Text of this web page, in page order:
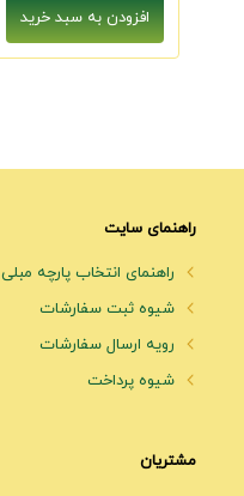
راهنمای سایت
راهنمای انتخاب پارچه مبلی
شیوه ثبت سفارشات
رویه ارسال سفارشات
شیوه پرداخت
مشتریان